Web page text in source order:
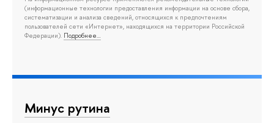
(информационные технологии предоставления информации на основе сбора,
систематизации и анализа сведений, относящихся к предпочтениям
пользователей сети «Интернет», находящихся на территории Российской
Федерации). Подробнее…
Минус рутина